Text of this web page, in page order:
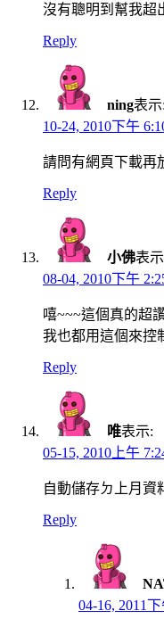
沒有聰明到幫我超
Reply
ning表示:
10-24, 2010下午
請問有網頁下載再
Reply
小佛表
08-04, 2010下午
嘻~~~這個真的超
我也都用這個來控
Reply
唯表示:
05-15, 2010上午
自動儲存ㄉ上月資
Reply
04-16, 2011